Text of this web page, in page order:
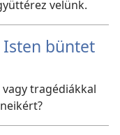
velünk.
Isten büntet
tragédiákkal